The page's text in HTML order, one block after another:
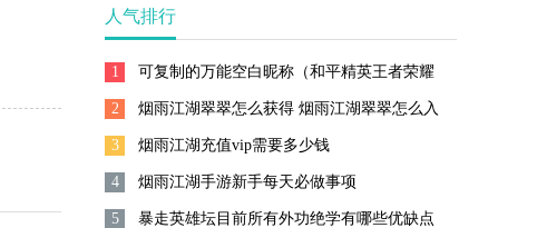
人气排行
1 可复制的万能空白昵称（和平精英王者荣耀
能用的空白名字）
2 烟雨江湖翠翠怎么获得 烟雨江湖翠翠怎么入
队
3 烟雨江湖充值vip需要多少钱
4 烟雨江湖手游新手每天必做事项
5 暴走英雄坛目前所有外功绝学有哪些优缺点